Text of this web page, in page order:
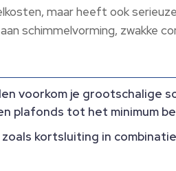
maar heeft ook
schimmelvorming, zwakke
voorkom je grootschalige
plafonds tot het minimum
kortsluiting in